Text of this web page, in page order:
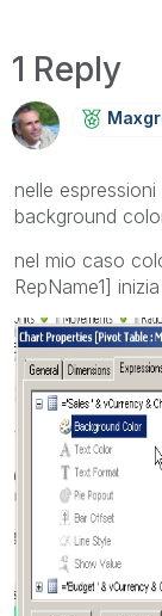
1 Reply
nelle
background
nel mio caso
RepName1]